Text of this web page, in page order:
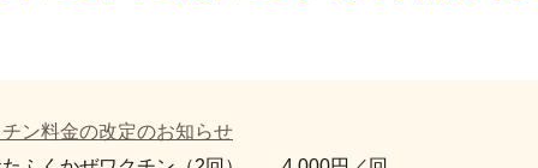
ン料金の改定のお知らせ